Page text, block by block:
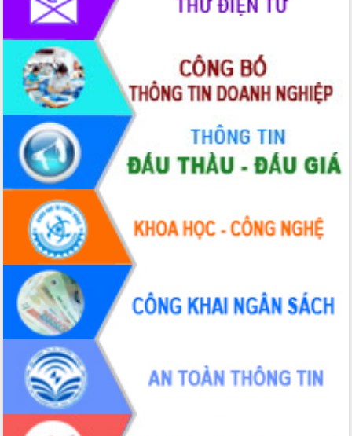
Đắk Lắk nỗ lực thúc đẩy tăng trưởng
kinh tế từ 10% trở lên trong Quý
II/2026
Đắk Lắk ký kết thỏa thuận hợp tác về
chuyển đổi số giai đoạn 2026 – 2030
với Tập đoàn Bưu chính Viễn thông
Việt Nam
Thứ trưởng Bộ Y tế làm việc với tỉnh
Đắk Lắk về phát triển nhân lực y tế
cho trạm y tế cấp xã
Du lịch Đắk Lắk nâng tầm trải nghiệm
du khách thông qua Hệ thống cơ sở dữ
liệu và Bản đồ số
Tập huấn ứng dụng trí tuệ nhân tạo (AI)
trong thương mại điện tử năm 2026
Đoàn đại biểu Quốc hội tỉnh Đắk Lắk
trao đổi thông tin trước Kỳ họp thứ
nhất, Quốc hội khóa XVI
Quyết liệt cải cách hành chính, khơi
thông nguồn lực phát triển
Nâng cao hiệu lực, hiệu quả HĐND
tỉnh thông qua hiện đại hóa hành chính
Xã Ea Phê gắn cải cách hành chính với
chuyển đổi số
Phó Chủ tịch Thường trực UBND tỉnh